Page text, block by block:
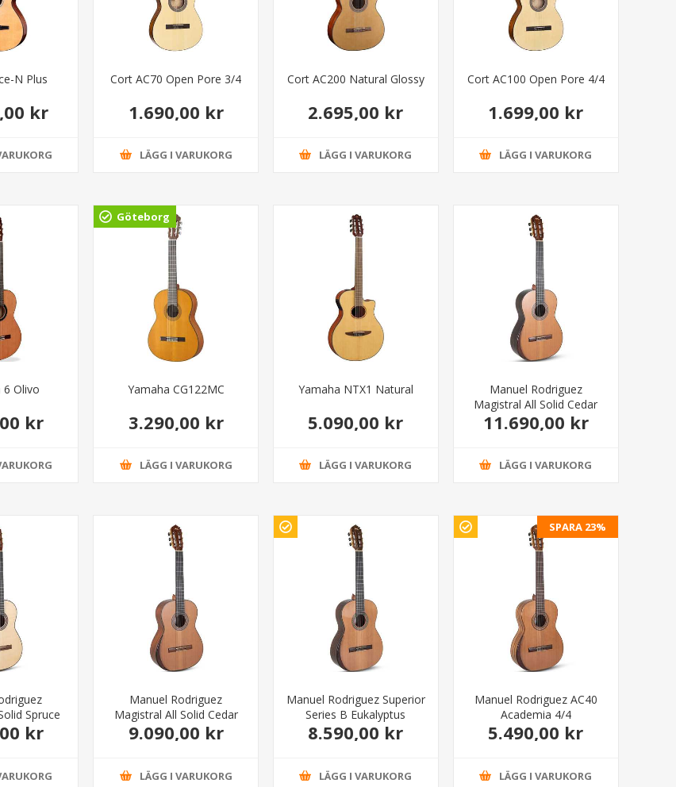
N Plus
kr
Cort AC70 Open Pore 3/4
1.690,00 kr
LÄGG I VARUKORG
Cort AC200 Natural Glossy
2.695,00 kr
LÄGG I VARUKORG
Cort AC100 Open Pore 4/4
1.699,00 kr
LÄGG I VARUKORG
6 Olivo
kr
Göteborg
Yamaha CG122MC
3.290,00 kr
LÄGG I VARUKORG
Yamaha NTX1 Natural
5.090,00 kr
LÄGG I VARUKORG
Manuel Rodriguez
Magistral All Solid Cedar
Palisander
11.690,00 kr
LÄGG I VARUKORG
Spruce
kr
Manuel Rodriguez
Magistral All Solid Cedar
Mahogany
9.090,00 kr
LÄGG I VARUKORG
Manuel Rodriguez Superior
Series B Eukalyptus
8.590,00 kr
LÄGG I VARUKORG
SPARA 23%
Manuel Rodriguez AC40
Academia 4/4
5.490,00 kr
LÄGG I VARUKORG